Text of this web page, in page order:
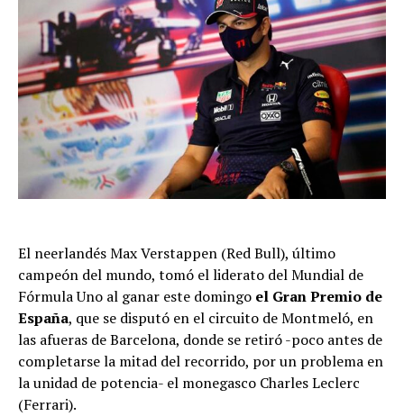
El neerlandés Max Verstappen (Red Bull), último
campeón del mundo, tomó el liderato del Mundial de
Fórmula Uno al ganar este domingo el Gran Premio de
España, que se disputó en el circuito de Montmeló, en
las afueras de Barcelona, donde se retiró -poco antes de
completarse la mitad del recorrido, por un problema en
la unidad de potencia- el monegasco Charles Leclerc
(Ferrari).